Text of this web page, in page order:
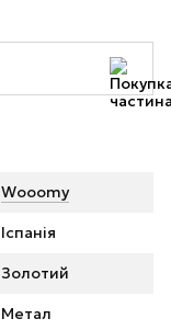
Wooomy
Іспанія
Золотий
Метал